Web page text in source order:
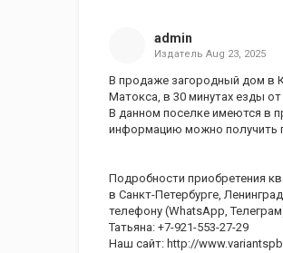
admin
Издатель Aug 23, 2025
В продаже загородный дом в
Матокса, в 30 минутах езды от
В данном поселке имеются в
информацию можно получить
Подробности приобретения
в Санкт-Петербурге,
телефону (WhatsApp,
Татьяна: +7-921-553-27-29
Наш сайт: http://